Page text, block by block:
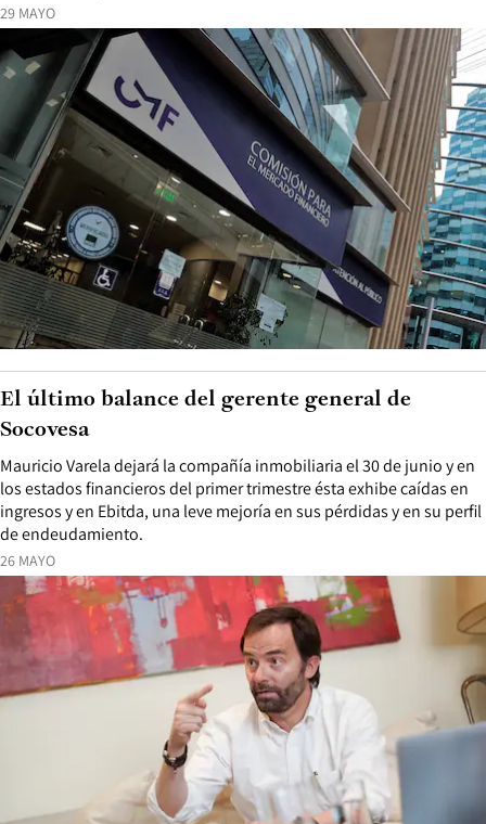
29 MAYO
26 MAYO
Mauricio Varela dejará la compañía inmobiliaria el 30 de junio y en
los estados financieros del primer trimestre ésta exhibe caídas en
ingresos y en Ebitda, una leve mejoría en sus pérdidas y en su perfil
de endeudamiento.
El último balance del gerente general de
Socovesa